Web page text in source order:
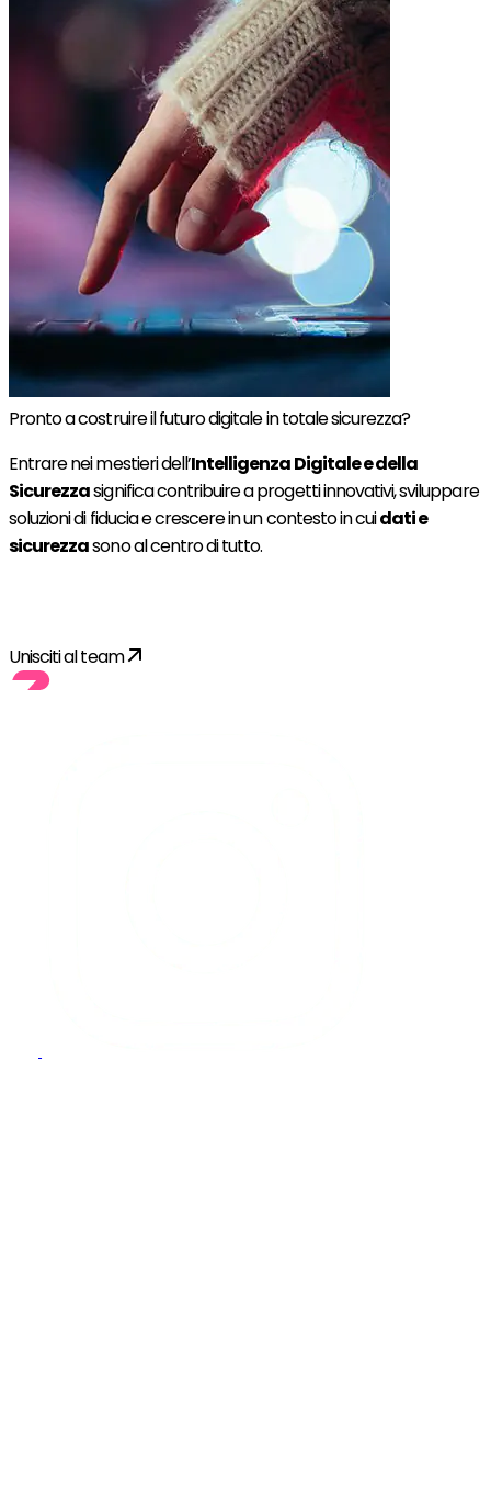
Pronto a costruire il futuro digitale in totale sicurezza?
Entrare nei mestieri dell’Intelligenza Digitale e della
Sicurezzasignifica contribuire a progetti innovativi, sviluppare
soluzioni di fiducia e crescere in un contesto in cuidati e
sicurezzasono al centro di tutto.
Unisciti al team